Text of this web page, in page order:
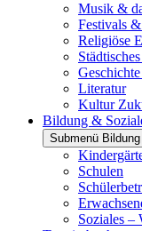
Musik &
Festivals
Religiöse
Literatur
Kultur
Bildung &
Submenü
Schulen
Soziales –